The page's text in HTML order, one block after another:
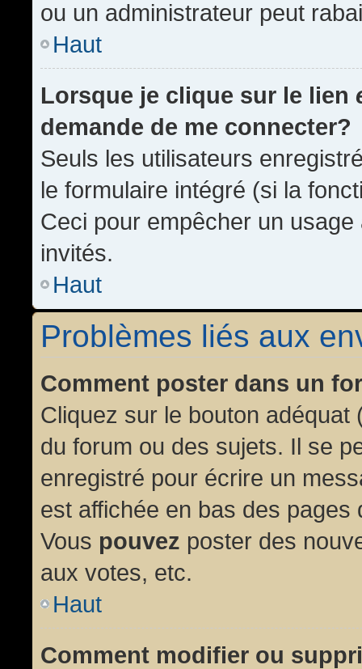
ou un administrateur peut
Haut
Lorsque je clique sur le lien
demande de me connecter?
Seuls les utilisateurs
le formulaire intégré (si la
Ceci pour empêcher un
invités.
Haut
Problèmes liés aux
Comment poster dans un
Cliquez sur le bouton
du forum ou des sujets. Il se
enregistré pour écrire un
est affichée en bas des
Vous pouvez poster des
aux votes, etc.
Haut
Comment modifier ou